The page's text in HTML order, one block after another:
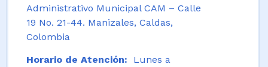
Administrativo Municipal CAM – Calle
19 No. 21-44. Manizales, Caldas,
Colombia
Horario de Atención:
Lunes a